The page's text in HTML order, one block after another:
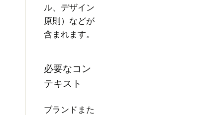
ル、デザイン
原則）などが
含まれます。
必要なコン
テキスト
ブランドまた